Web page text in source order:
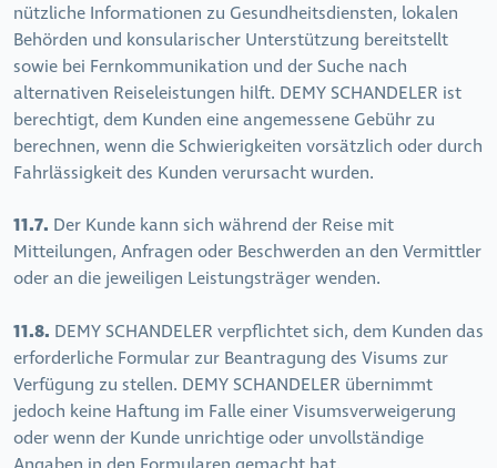
nützliche Informationen zu Gesundheitsdiensten, lokalen
Behörden und konsularischer Unterstützung bereitstellt
sowie bei Fernkommunikation und der Suche nach
alternativen Reiseleistungen hilft. DEMY SCHANDELER ist
berechtigt, dem Kunden eine angemessene Gebühr zu
berechnen, wenn die Schwierigkeiten vorsätzlich oder durch
Fahrlässigkeit des Kunden verursacht wurden.
11.7. Der Kunde kann sich während der Reise mit
Mitteilungen, Anfragen oder Beschwerden an den Vermittler
oder an die jeweiligen Leistungsträger wenden.
11.8. DEMY SCHANDELER verpflichtet sich, dem Kunden das
erforderliche Formular zur Beantragung des Visums zur
Verfügung zu stellen. DEMY SCHANDELER übernimmt
jedoch keine Haftung im Falle einer Visumsverweigerung
oder wenn der Kunde unrichtige oder unvollständige